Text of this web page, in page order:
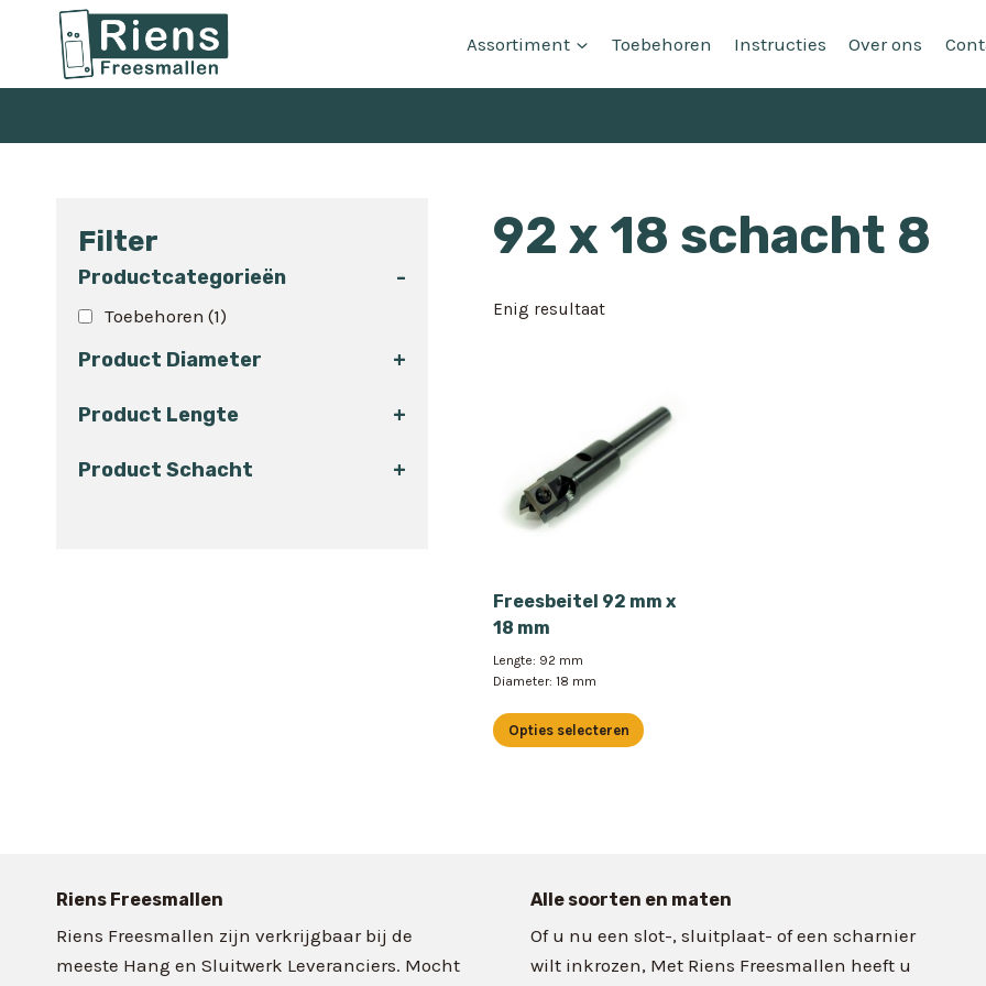
Doorgaan
Assortiment Toebehoren Instructies Over ons
92 x 18 schacht 8
Enig resultaat
Freesbeitel 92 mm x
18 mm
Lengte: 92 mm
Diameter: 18 mm
Opties selecteren
Deze
Filter
Productcategorieën -
Toebehoren (1)
Product Diameter +
Product Lengte +
Product Schacht +
Riens Freesmallen
Riens Freesmallen zijn verkrijgbaar bij de
meeste Hang en Sluitwerk Leveranciers. Mocht
Alle soorten en maten
Of u nu een slot-, sluitplaat- of een scharnier
wilt inkrozen, Met Riens Freesmallen heeft u